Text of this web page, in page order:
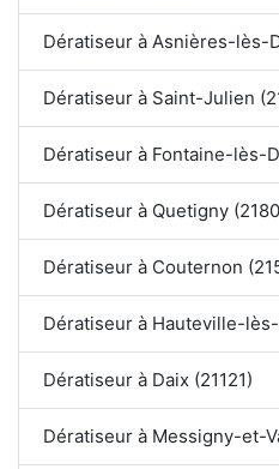
Dératiseur à Asnières-lès-
Dératiseur à Saint-Julien
Dératiseur à Fontaine-lès-
Dératiseur à Quetigny
Dératiseur à Couternon
Dératiseur à Hauteville-lès-
Dératiseur à Daix (21121)
Dératiseur à Messigny-et-